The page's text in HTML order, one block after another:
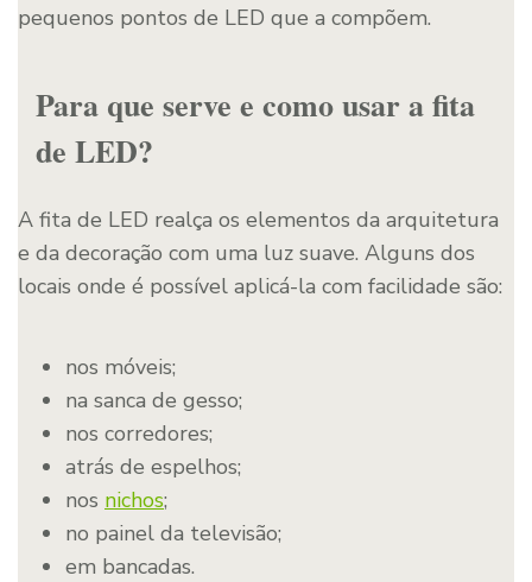
pequenos pontos de LED que a compõem.
Para que serve e como usar a fita
de LED?
A fita de LED realça os elementos da arquitetura
e da decoração com uma luz suave. Alguns dos
locais onde é possível aplicá-la com facilidade são:
nos móveis;
na sanca de gesso;
nos corredores;
atrás de espelhos;
nos nichos;
no painel da televisão;
em bancadas.